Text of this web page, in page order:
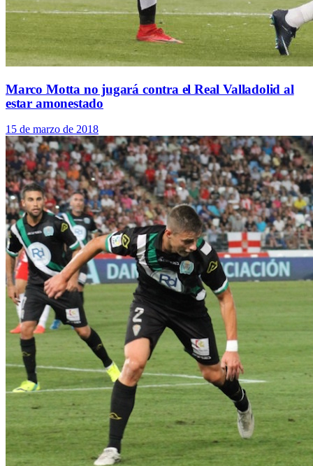
Marco Motta no jugará contra el Real Valladolid al
estar amonestado
15 de marzo de 2018